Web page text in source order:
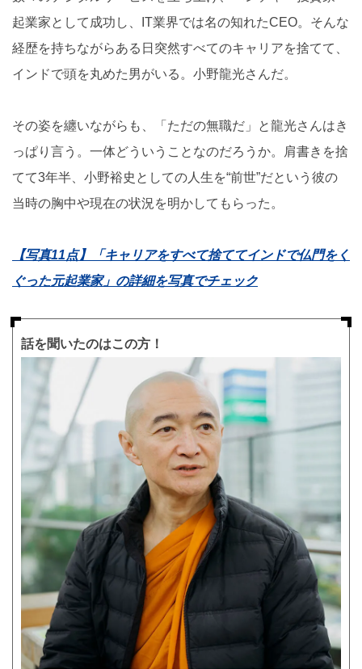
起業家として成功し、IT業界では名の知れたCEO。そんな
経歴を持ちながらある日突然すべてのキャリアを捨てて、
インドで頭を丸めた男がいる。小野龍光さんだ。
その姿を纏いながらも、「ただの無職だ」と龍光さんはき
っぱり言う。一体どういうことなのだろうか。肩書きを捨
てて3年半、小野裕史としての人生を“前世”だという彼の
当時の胸中や現在の状況を明かしてもらった。
【写真11点】「キャリアをすべて捨ててインドで仏門をく
ぐった元起業家」の詳細を写真でチェック
話を聞いたのはこの方！